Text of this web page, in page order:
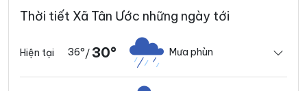
Thời tiết Xã Tân Ước những ngày tới
Hiện tại 36°/30° Mưa phùn